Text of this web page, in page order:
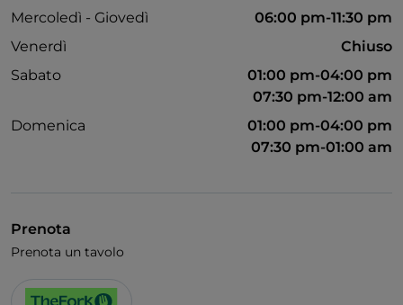
Bagno per disabili
Mercoledì - Giovedì
06:00 pm-11:30 pm
Venerdì
Chiuso
Sabato
01:00 pm-04:00 pm
07:30 pm-12:00 am
Domenica
01:00 pm-04:00 pm
07:30 pm-01:00 am
Prenota
Prenota un tavolo